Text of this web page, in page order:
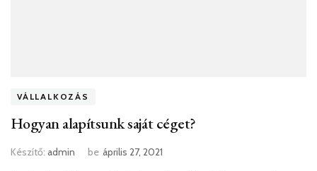
VÁLLALKOZÁS
Hogyan alapítsunk saját céget?
Készítő: admin be április 27, 2021